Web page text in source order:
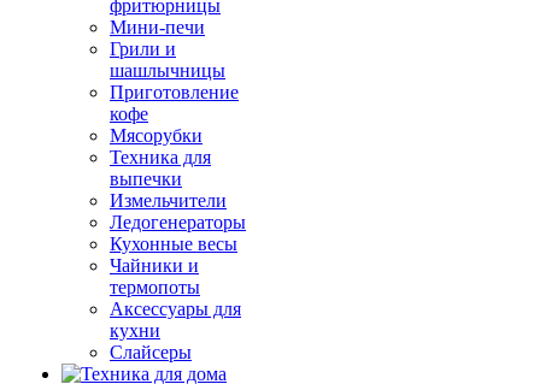
фритюрницы
Мини-печи
Грили и
шашлычницы
Приготовление
кофе
Мясорубки
Техника для
выпечки
Измельчители
Ледогенераторы
Кухонные весы
Чайники и
термопоты
Аксессуары для
кухни
Слайсеры